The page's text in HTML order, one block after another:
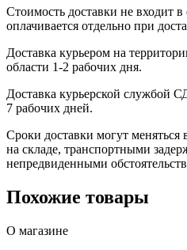
Стоимость доставки не входит в
оплачивается отдельно при
Доставка курьером на
области 1-2 рабочих дня.
Доставка курьерской службой
7 рабочих дней.
Сроки доставки могут меняться
на складе, транспортными
непредвиденными
Похожие товары
О магазине